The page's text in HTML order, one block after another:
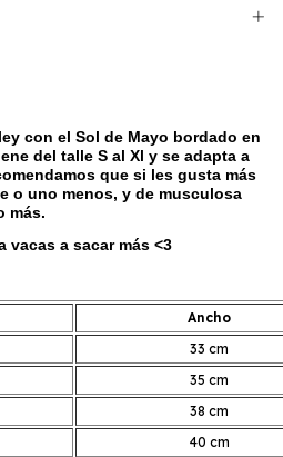
con el Sol de Mayo bordado en
del talle S al Xl y se adapta a
que si les gusta más
o uno menos, y de musculosa
más.
vacas a sacar más <3
Ancho
33 cm
35 cm
38 cm
40 cm